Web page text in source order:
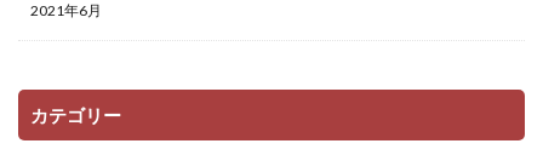
2021年6月
カテゴリー